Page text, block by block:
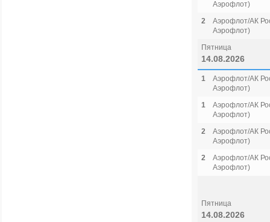
Аэрофлот)
2
Аэрофлот/АК
Аэрофлот)
Пятница
14.08.2026
1
Аэрофлот/АК
Аэрофлот)
1
Аэрофлот/АК
Аэрофлот)
2
Аэрофлот/АК
Аэрофлот)
2
Аэрофлот/АК
Аэрофлот)
Пятница
14.08.2026